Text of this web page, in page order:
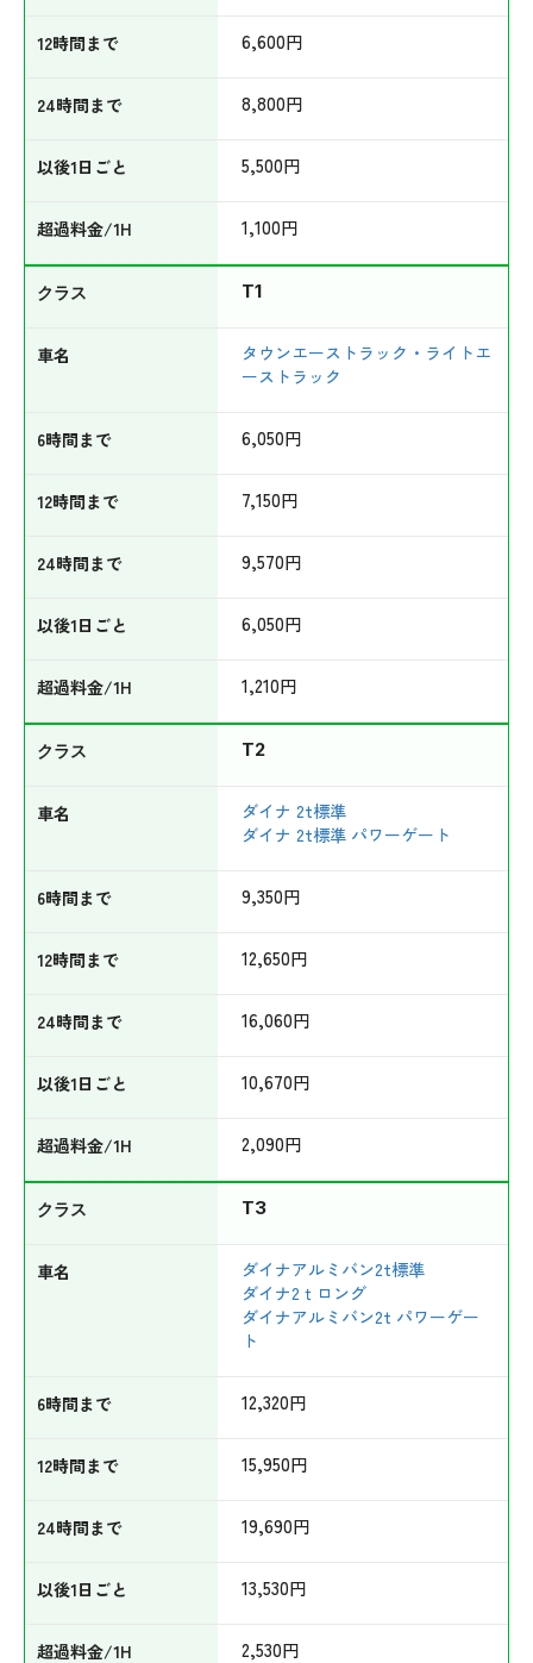
6,600円
8,800円
5,500円
1,100円
T1
タウンエーストラック・ライトエ
ーストラック
6,050円
7,150円
9,570円
6,050円
1,210円
T2
ダイナ 2t標準
ダイナ 2t標準 パワーゲート
9,350円
12,650円
16,060円
10,670円
2,090円
T3
ダイナアルミバン2t標準
ダイナ2ｔロング
ダイナアルミバン2t パワーゲー
ト
12,320円
15,950円
19,690円
13,530円
2,530円